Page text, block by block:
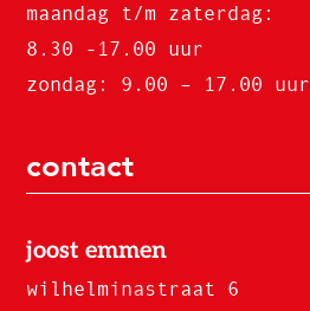
maandag t/m zaterdag:
8.30 -17.00 uur
zondag: 9.00 – 17.00 uur
contact
joost emmen
wilhelminastraat 6